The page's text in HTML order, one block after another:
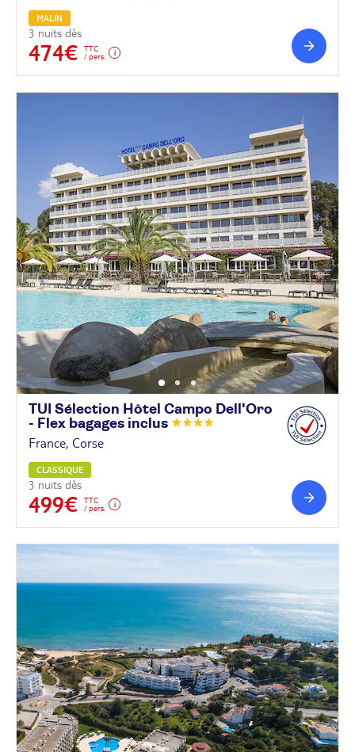
MALIN
3 nuits dès
474€
TTC
/ pers.
TUI Sélection Hôtel Campo Dell'Oro
- Flex bagages inclus
France, Corse
CLASSIQUE
3 nuits dès
499€
TTC
/ pers.